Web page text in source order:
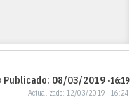
Publicado: 08/03/2019 ·16:19
Actualizado: 12/03/2019 · 16:24